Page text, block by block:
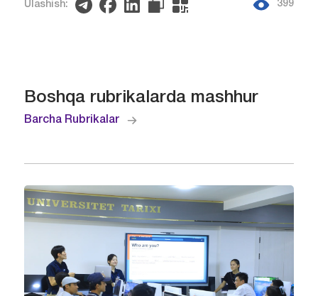
Ulashish: 399
Boshqa rubrikalarda mashhur
Barcha Rubrikalar